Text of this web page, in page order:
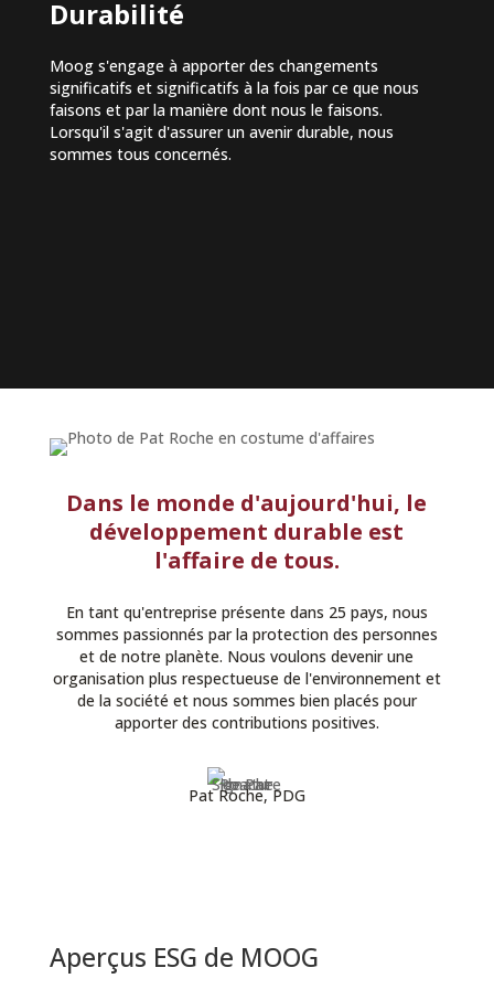
Durabilité
Moog s'engage à apporter des changements
significatifs et significatifs à la fois par ce que nous
faisons et par la manière dont nous le faisons.
Lorsqu'il s'agit d'assurer un avenir durable, nous
sommes tous concernés.
Dans le monde d'aujourd'hui, le
développement durable est
l'affaire de tous.
En tant qu'entreprise présente dans 25 pays, nous
sommes passionnés par la protection des personnes
et de notre planète. Nous voulons devenir une
organisation plus respectueuse de l'environnement et
de la société et nous sommes bien placés pour
apporter des contributions positives.
Pat Roche, PDG
Aperçus ESG de MOOG